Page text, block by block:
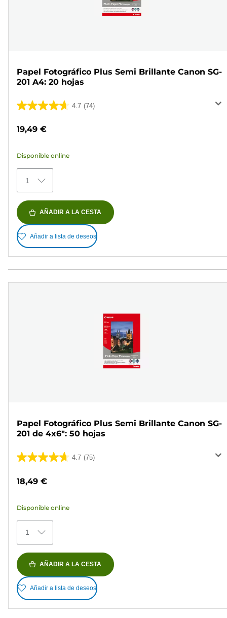
Papel Fotográfico Plus Semi Brillante Canon SG-
201 A4: 20 hojas
4.7 (74)
4.7
74
reseñas
19,49 €
Disponible online
1
AÑADIR A LA CESTA
Añadir a lista de deseos
Papel Fotográfico Plus Semi Brillante Canon SG-
201 de 4x6": 50 hojas
4.7 (75)
4.7
5
75
reseñas
18,49 €
Disponible online
1
AÑADIR A LA CESTA
Añadir a lista de deseos